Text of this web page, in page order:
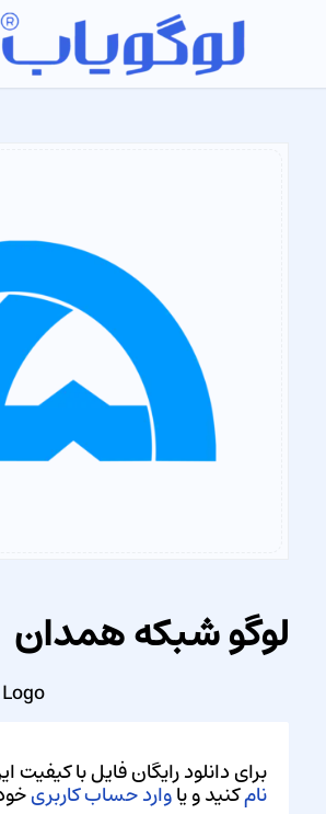
لوگو شبکه همدان
برای دانلود رایگان فایل با کیفیت
نامکنید و یاوارد حساب کاربری